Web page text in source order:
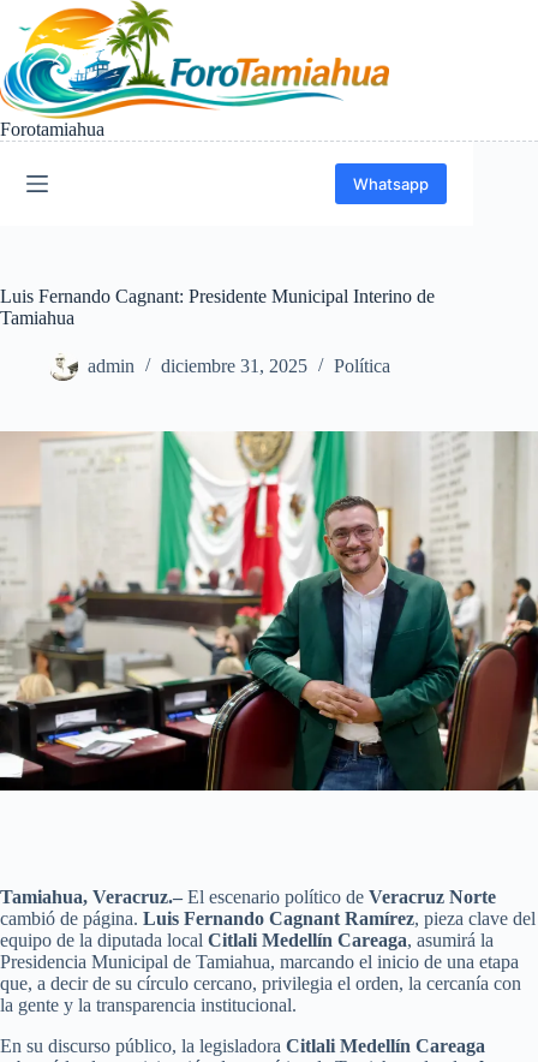
contenido
Forotamiahua
Whatsapp
Luis Fernando Cagnant: Presidente Municipal Interino de
Tamiahua
admin diciembre 31, 2025 Política
Tamiahua, Veracruz.– El escenario político de Veracruz Norte
cambió de página. Luis Fernando Cagnant Ramírez, pieza clave del
equipo de la diputada local Citlali Medellín Careaga, asumirá la
Presidencia Municipal de Tamiahua, marcando el inicio de una etapa
que, a decir de su círculo cercano, privilegia el orden, la cercanía con
la gente y la transparencia institucional.
En su discurso público, la legisladora Citlali Medellín Careaga